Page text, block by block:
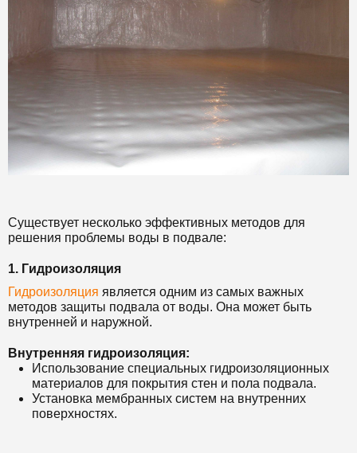
Существует несколько эффективных методов для
решения проблемы воды в подвале:
1. Гидроизоляция
Гидроизоляция является одним из самых важных
методов защиты подвала от воды. Она может быть
внутренней и наружной.
Внутренняя гидроизоляция:
Использование специальных гидроизоляционных
материалов для покрытия стен и пола подвала.
Установка мембранных систем на внутренних
поверхностях.